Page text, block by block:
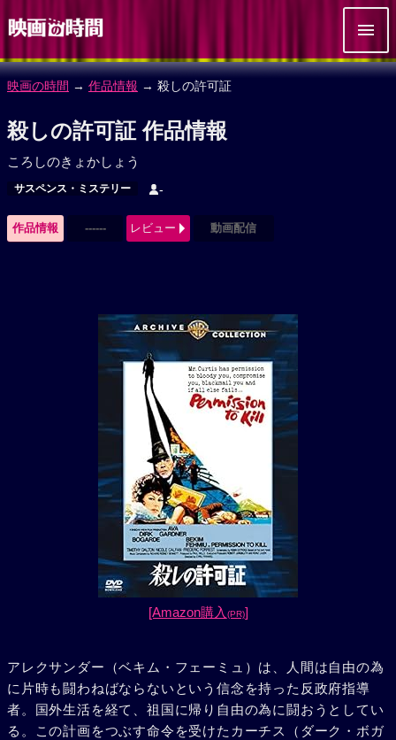
映画の時間 → 作品情報 → 殺しの許可証
殺しの許可証 作品情報
ころしのきょかしょう
サスペンス・ミステリー -
作品情報 ------ レビュー 動画配信
[Amazon購入 (PR)]
アレクサンダー（ベキム・フェーミュ）は、人間は自由の為
に片時も闘わねばならないという信念を持った反政府指導
者。国外生活を経て、祖国に帰り自由の為に闘おうとしてい
る。この計画をつぶす命令を受けたカーチス（ダーク・ボガ